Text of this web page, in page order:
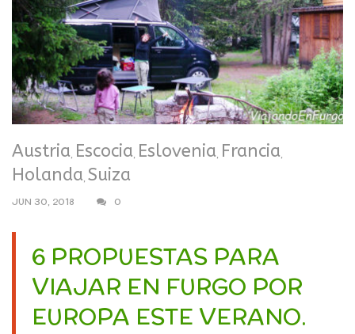
Austria, Escocia, Eslovenia, Francia,
Holanda, Suiza
JUN 30, 2018 0
6 PROPUESTAS PARA
VIAJAR EN FURGO POR
EUROPA ESTE VERANO.